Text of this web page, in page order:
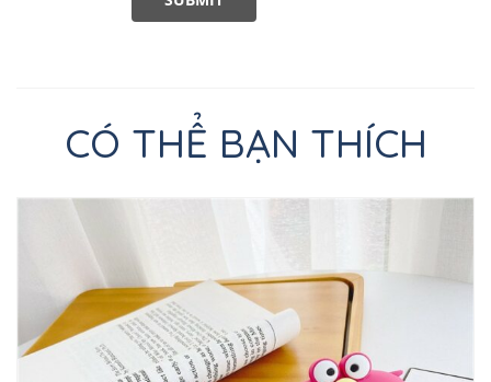
CÓ THỂ BẠN THÍCH